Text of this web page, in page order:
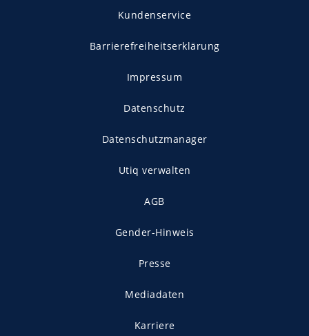
Kundenservice
Barrierefreiheitserklärung
Impressum
Datenschutz
Datenschutzmanager
Utiq verwalten
AGB
Gender-Hinweis
Presse
Mediadaten
Karriere